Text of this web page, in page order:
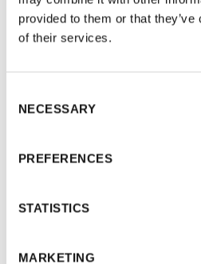
provided to them or that
of their services.
Selection
NECESSARY
PREFERENCES
STATISTICS
MARKETING
vuorot avautuvat
siten, että kello 12.00
Torstain 6.5. kello 12.00
Torstain 6.5. kello 17.00
Perjantain 7.5. kello 12.00